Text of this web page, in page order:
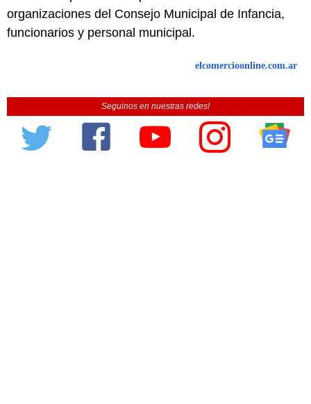
organizaciones del Consejo Municipal de Infancia,
funcionarios y personal municipal.
elcomercioonline.com.ar
Seguinos en nuestras redes!